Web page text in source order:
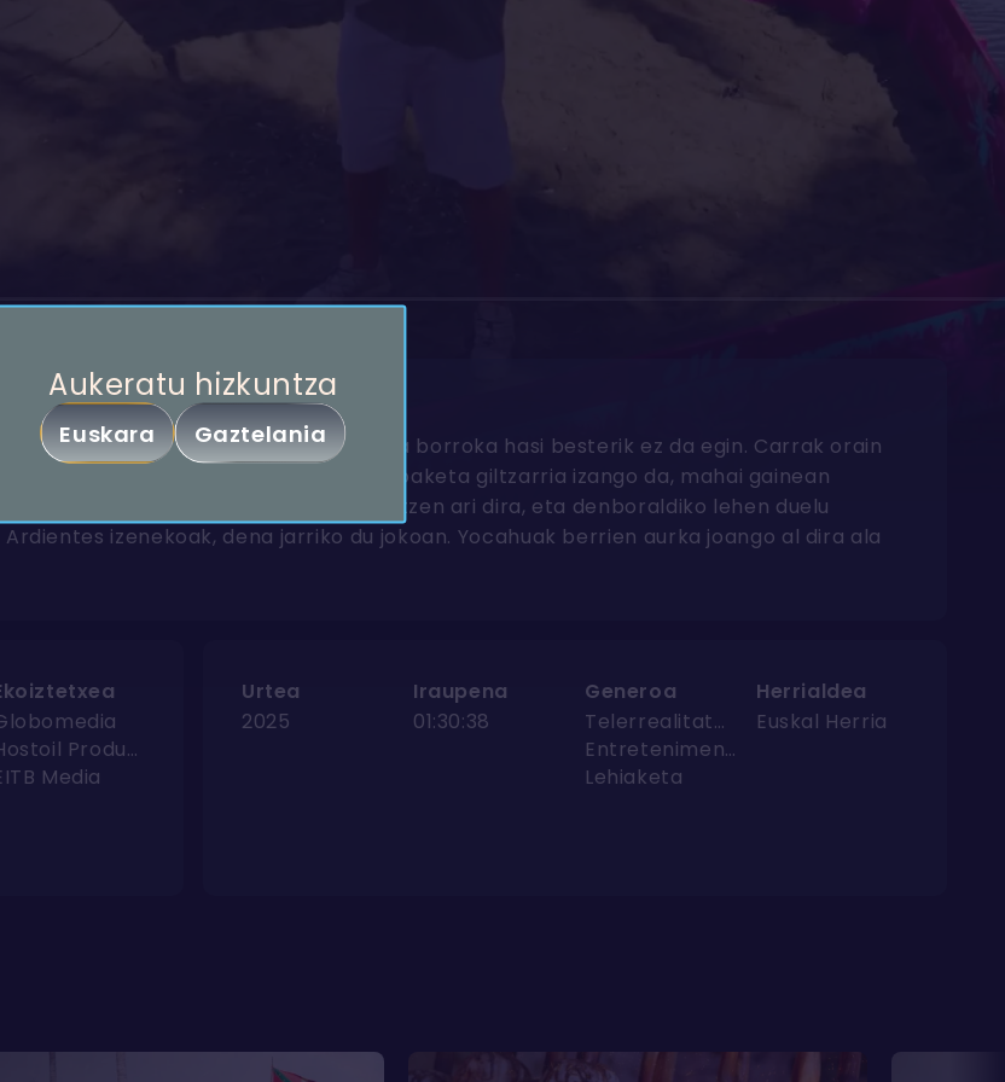
jokoan lortutako garaipenarekin baina borroka hasi besterik ez da egin. Carrak orain
Asanblada baten atarian. Topaketa giltzarria izango da, mahai gainean
dardarka daude, zalantzak handitzen ari dira, eta denboraldiko lehen duelu
izenekoak, dena jarriko du jokoan. Yocahuak berrien aurka joango al dira ala
Hostoil Produkzioak
Media
Urtea
2025
Iraupena
01:30:38
Generoa
Telerrealitatea
Entretenimendua
Lehiaketa
Herrialdea
Euskal Herria
Aukeratu hizkuntza
Euskara Gaztelania
atala
Kopiatu esteka